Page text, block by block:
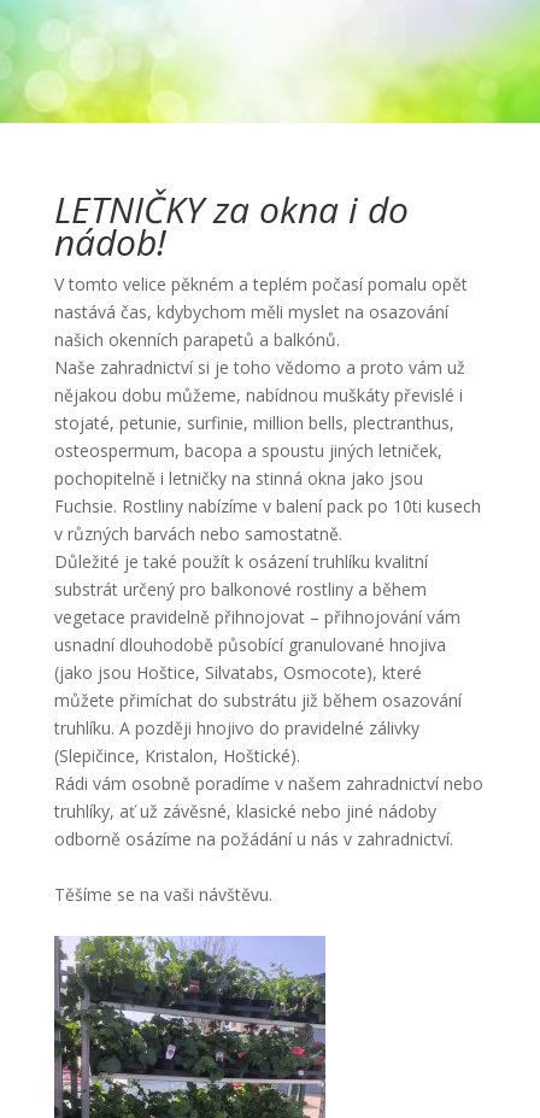
LETNIČKY za okna i do
nádob!
V tomto velice pěkném a teplém počasí pomalu opět
nastává čas, kdybychom měli myslet na osazování
našich okenních parapetů a balkónů.
Naše zahradnictví si je toho vědomo a proto vám už
nějakou dobu můžeme, nabídnou muškáty převislé i
stojaté, petunie, surfinie, million bells, plectranthus,
osteospermum, bacopa a spoustu jiných letniček,
pochopitelně i letničky na stinná okna jako jsou
Fuchsie. Rostliny nabízíme v balení pack po 10ti kusech
v různých barvách nebo samostatně.
Důležité je také použít k osázení truhlíku kvalitní
substrát určený pro balkonové rostliny a během
vegetace pravidelně přihnojovat – přihnojování vám
usnadní dlouhodobě působící granulované hnojiva
(jako jsou Hoštice, Silvatabs, Osmocote), které
můžete přimíchat do substrátu již během osazování
truhlíku. A později hnojivo do pravidelné zálivky
(Slepičince, Kristalon, Hoštické).
Rádi vám osobně poradíme v našem zahradnictví nebo
truhlíky, ať už závěsné, klasické nebo jiné nádoby
odborně osázíme na požádání u nás v zahradnictví.
Těšíme se na vaši návštěvu.